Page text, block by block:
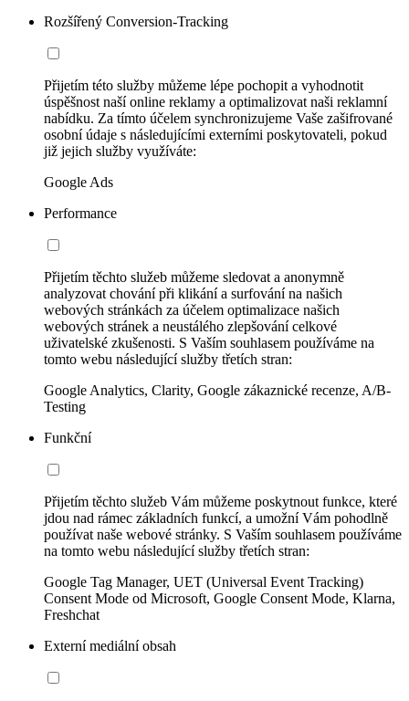
Rozšířený Conversion-Tracking
Přijetím této služby můžeme lépe pochopit a vyhodnotit
úspěšnost naší online reklamy a optimalizovat naši reklamní
nabídku. Za tímto účelem synchronizujeme Vaše zašifrované
osobní údaje s následujícími externími poskytovateli, pokud
již jejich služby využíváte:
Google Ads
Performance
Přijetím těchto služeb můžeme sledovat a anonymně
analyzovat chování při klikání a surfování na našich
webových stránkách za účelem optimalizace našich
webových stránek a neustálého zlepšování celkové
uživatelské zkušenosti. S Vaším souhlasem používáme na
tomto webu následující služby třetích stran:
Google Analytics, Clarity, Google zákaznické recenze, A/B-
Testing
Funkční
Přijetím těchto služeb Vám můžeme poskytnout funkce, které
jdou nad rámec základních funkcí, a umožní Vám pohodlně
používat naše webové stránky. S Vaším souhlasem používáme
na tomto webu následující služby třetích stran:
Google Tag Manager, UET (Universal Event Tracking)
Consent Mode od Microsoft, Google Consent Mode, Klarna,
Freshchat
Externí mediální obsah